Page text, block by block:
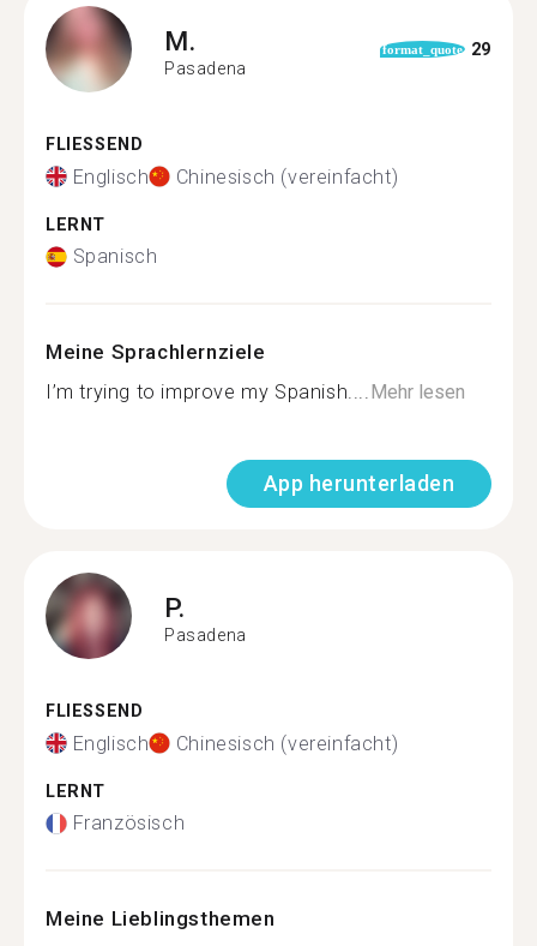
M.
Pasadena
format_quote 29
FLIESSEND
Englisch Chinesisch (vereinfacht)
LERNT
Spanisch
Meine Sprachlernziele
I’m trying to improve my Spanish....Mehr lesen
App herunterladen
P.
Pasadena
FLIESSEND
Englisch Chinesisch (vereinfacht)
LERNT
Französisch
Meine Lieblingsthemen